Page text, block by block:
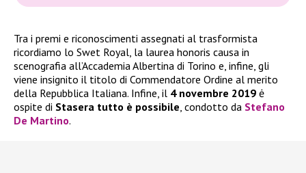
Tra i premi e riconoscimenti assegnati al trasformista
ricordiamo lo Swet Royal, la laurea honoris causa in
scenografia all’Accademia Albertina di Torino e, infine, gli
viene insignito il titolo di Commendatore Ordine al merito
della Repubblica Italiana. Infine, il 4 novembre 2019 ė
ospite di Stasera tutto è possibile , condotto da Stefano
De Martino.